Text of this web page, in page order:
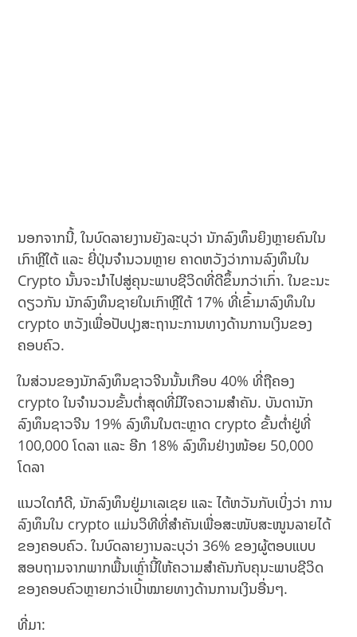
ນອກຈາກນີ້, ໃນບົດລາຍງານຍັງລະບຸວ່າ ​ນັກ​ລົງ​ທຶນ​ຍິງ​ຫຼາຍ​ຄົນ​ໃນ​
ເກົາ​ຫຼີ​ໃຕ້ ແລະ ​ຍີ່​ປຸ່ນຈຳນວນຫຼາຍ ຄາດຫວັງວ່າການລົງທຶນໃນ
Crypto ນັ້ນຈະນໍາໄປສູ່ຄຸນະພາບຊີວິດທີ່ດີຂຶ້ນກວ່າເກົ່າ. ໃນ​ຂະ​ນະ​
ດຽວ​ກັນ ນັກລົງທຶນຊາຍໃນເກົາຫຼີໃຕ້ 17% ທີ່ເຂົ້າມາລົງທຶນໃນ
crypto ຫວັງເພື່ອປັບປຸງສະຖານະການທາງດ້ານການເງິນຂອງ
ຄອບຄົວ.
ໃນສ່ວນຂອງນັກລົງທຶນຊາວຈີນນັ້ນເກືອບ 40% ທີ່ຖືຄອງ
crypto ໃນຈຳນວນຂັ້ນຕໍ່າສຸດທີ່ມີໃຈຄວາມສໍາຄັນ. ບັນດານັກ
ລົງທຶນຊາວຈີນ 19% ລົງທຶນໃນຕະຫຼາດ crypto ຂັ້ນຕໍ່າຢູ່ທີ່
100,000 ໂດລາ ແລະ ອີກ 18% ລົງທຶນຢ່າງໜ້ອຍ 50,000
ໂດລາ
​ແນວ​ໃດ​ກໍ​ດີ, ນັກ​ລົງທຶນ​ຢູ່​ມາ​ເລ​ເຊຍ​ ແລະ​ ໄຕ້​ຫວັນ​ກັບເບິ່ງວ່າ ການ
ລົງທຶນໃນ crypto ແມ່ນວິທີທີ່ສໍາຄັນເພື່ອສະໜັບສະໜູນລາຍໄດ້
ຂອງຄອບຄົວ. ໃນບົດລາຍງານລະບຸວ່າ 36% ຂອງຜູ້ຕອບແບບ
ສອບຖາມຈາກພາກພື້ນເຫຼົ່ານີ້ໃຫ້ຄວາມສໍາຄັນກັບຄຸນະພາບຊີວິດ
ຂອງຄອບຄົວຫຼາຍກວ່າເປົ້າໝາຍທາງດ້ານການເງິນອື່ນໆ.
ທີ່ມາ: